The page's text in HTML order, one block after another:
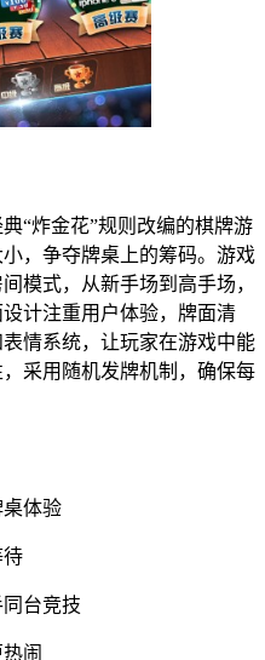
“炸金花”规则改编的棋牌游
，争夺牌桌上的筹码。游戏
模式，从新手场到高手场，
计注重用户体验，牌面清
情系统，让玩家在游戏中能
采用随机发牌机制，确保每
体验
待
台竞技
闹